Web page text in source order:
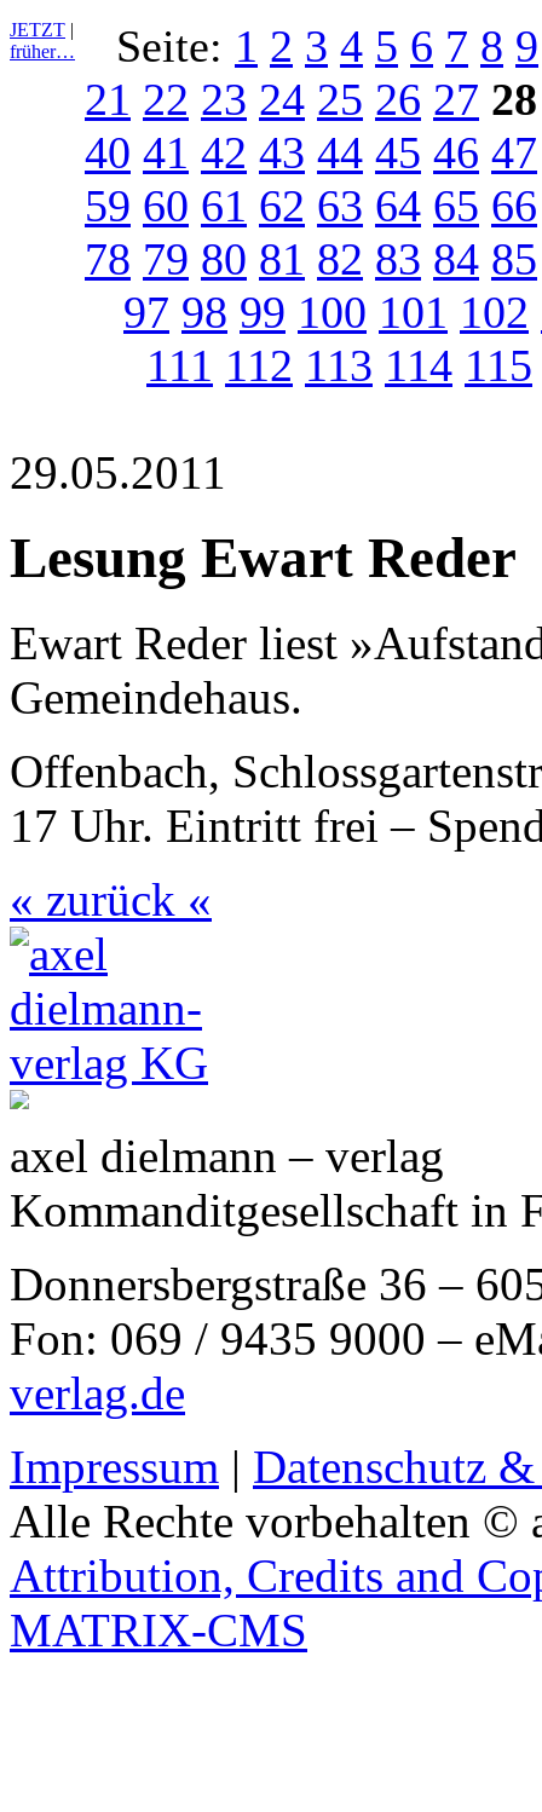
JETZT |
früher…
Seite: 1 2 3 4 5 6 7 8 9
21 22 23 24 25 26 27 28
40 41 42 43 44 45 46 47
59 60 61 62 63 64 65 66
78 79 80 81 82 83 84 85
97 98 99 100 101 102
111 112 113 114 115
29.05.2011
Lesung Ewart Reder
Ewart Reder liest
Gemeindehaus.
Offenbach,
17 Uhr. Eintritt frei –
« zurück «
axel dielmann – verlag
Kommanditgesellschaft in
Donnersbergstraße 36 –
Fon: 069 / 9435 9000 –
verlag.de
Impressum | Datenschutz
Alle Rechte vorbehalten ©
Attribution, Credits and
MATRIX-CMS